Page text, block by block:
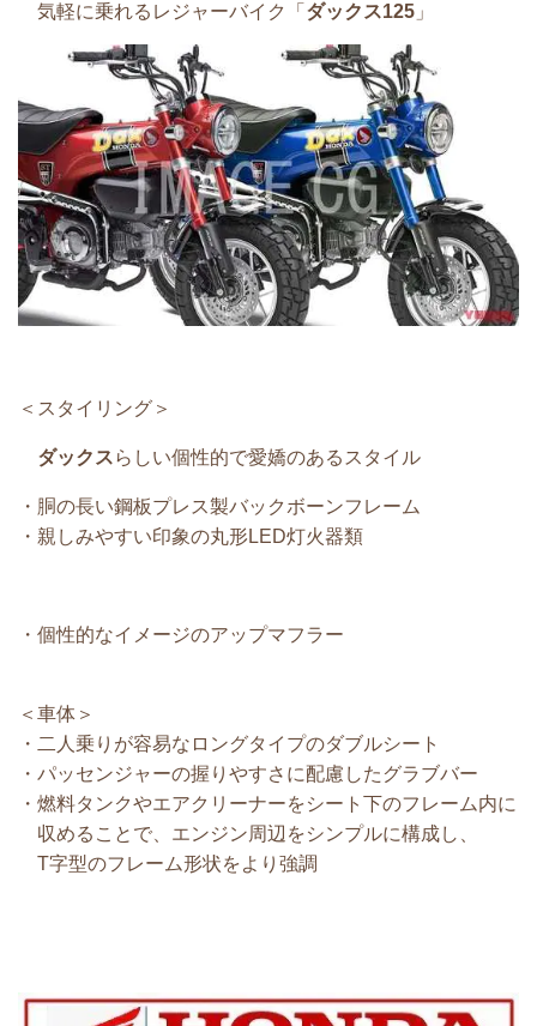
気軽に乗れるレジャーバイク「 ダックス125 」
＜スタイリング＞
ダックスらしい個性的で愛嬌のあるスタイル
・胴の長い鋼板プレス製バックボーンフレーム
・親しみやすい印象の丸形LED灯火器類
・個性的なイメージのアップマフラー
＜車体＞
・二人乗りが容易なロングタイプのダブルシート
・パッセンジャーの握りやすさに配慮したグラブバー
・燃料タンクやエアクリーナーをシート下のフレーム内に
収めることで、エンジン周辺をシンプルに構成し、
T字型のフレーム形状をより強調